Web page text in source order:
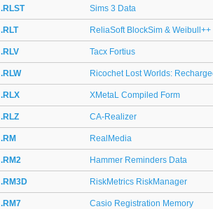
.RLST Sims 3 Data
.RLT ReliaSoft BlockSim & Weibull++
.RLV Tacx Fortius
.RLW Ricochet Lost Worlds:
.RLX XMetaL Compiled Form
.RLZ CA-Realizer
.RM RealMedia
.RM2 Hammer Reminders Data
.RM3D RiskMetrics RiskManager
.RM7 Casio Registration Memory